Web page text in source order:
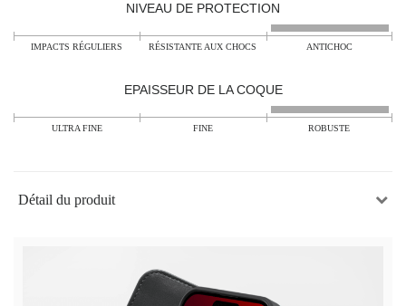
NIVEAU DE PROTECTION
IMPACTS RÉGULIERS RÉSISTANTE AUX CHOCS ANTICHOC
EPAISSEUR DE LA COQUE
ULTRA FINE FINE ROBUSTE
Détail du produit